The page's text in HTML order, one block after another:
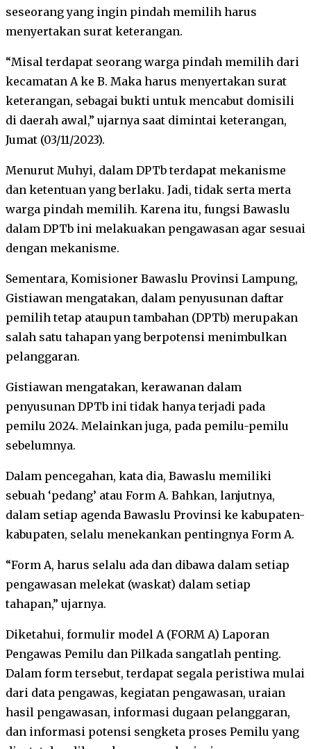
seseorang yang ingin pindah memilih harus
menyertakan surat keterangan.
“Misal terdapat seorang warga pindah memilih dari
kecamatan A ke B. Maka harus menyertakan surat
keterangan, sebagai bukti untuk mencabut domisili
di daerah awal,” ujarnya saat dimintai keterangan,
Jumat (03/11/2023).
Menurut Muhyi, dalam DPTb terdapat mekanisme
dan ketentuan yang berlaku. Jadi, tidak serta merta
warga pindah memilih. Karena itu, fungsi Bawaslu
dalam DPTb ini melakuakan pengawasan agar sesuai
dengan mekanisme.
Sementara, Komisioner Bawaslu Provinsi Lampung,
Gistiawan mengatakan, dalam penyusunan daftar
pemilih tetap ataupun tambahan (DPTb) merupakan
salah satu tahapan yang berpotensi menimbulkan
pelanggaran.
Gistiawan mengatakan, kerawanan dalam
penyusunan DPTb ini tidak hanya terjadi pada
pemilu 2024. Melainkan juga, pada pemilu-pemilu
sebelumnya.
Dalam pencegahan, kata dia, Bawaslu memiliki
sebuah ‘pedang’ atau Form A. Bahkan, lanjutnya,
dalam setiap agenda Bawaslu Provinsi ke kabupaten-
kabupaten, selalu menekankan pentingnya Form A.
“Form A, harus selalu ada dan dibawa dalam setiap
pengawasan melekat (waskat) dalam setiap
tahapan,” ujarnya.
Diketahui, formulir model A (FORM A) Laporan
Pengawas Pemilu dan Pilkada sangatlah penting.
Dalam form tersebut, terdapat segala peristiwa mulai
dari data pengawas, kegiatan pengawasan, uraian
hasil pengawasan, informasi dugaan pelanggaran,
dan informasi potensi sengketa proses Pemilu yang